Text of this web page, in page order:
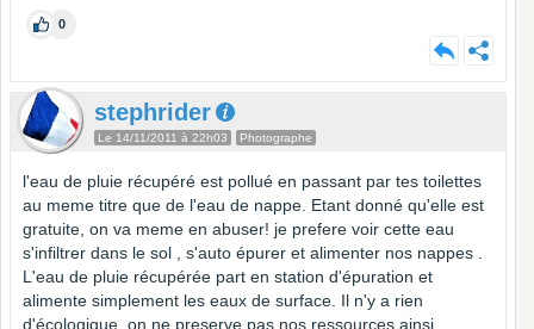
0
stephrider
Le 14/11/2011 à 22h03 Photographe
l'eau de pluie récupéré est pollué en passant par tes toilettes
au meme titre que de l'eau de nappe. Etant donné qu'elle est
gratuite, on va meme en abuser! je prefere voir cette eau
s'infiltrer dans le sol , s'auto épurer et alimenter nos nappes .
L'eau de pluie récupérée part en station d'épuration et
alimente simplement les eaux de surface. Il n'y a rien
d'écologique, on ne preserve pas nos ressources ainsi